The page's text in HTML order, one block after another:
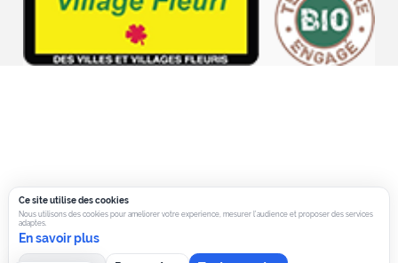
Ce site utilise des cookies
Nous utilisons des cookies pour ameliorer votre experience, mesurer l’audience et proposer des services
adaptes.
En savoir plus